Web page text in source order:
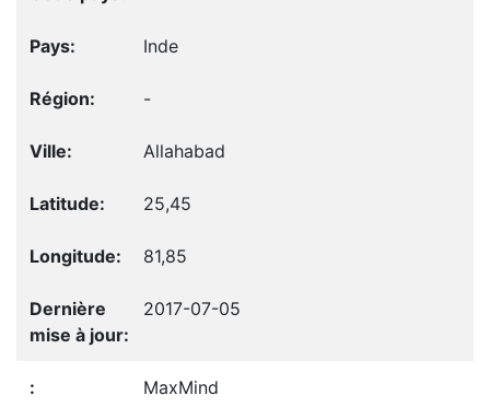
Inde
-
Allahabad
25,45
81,85
2017-07-05
MaxMind